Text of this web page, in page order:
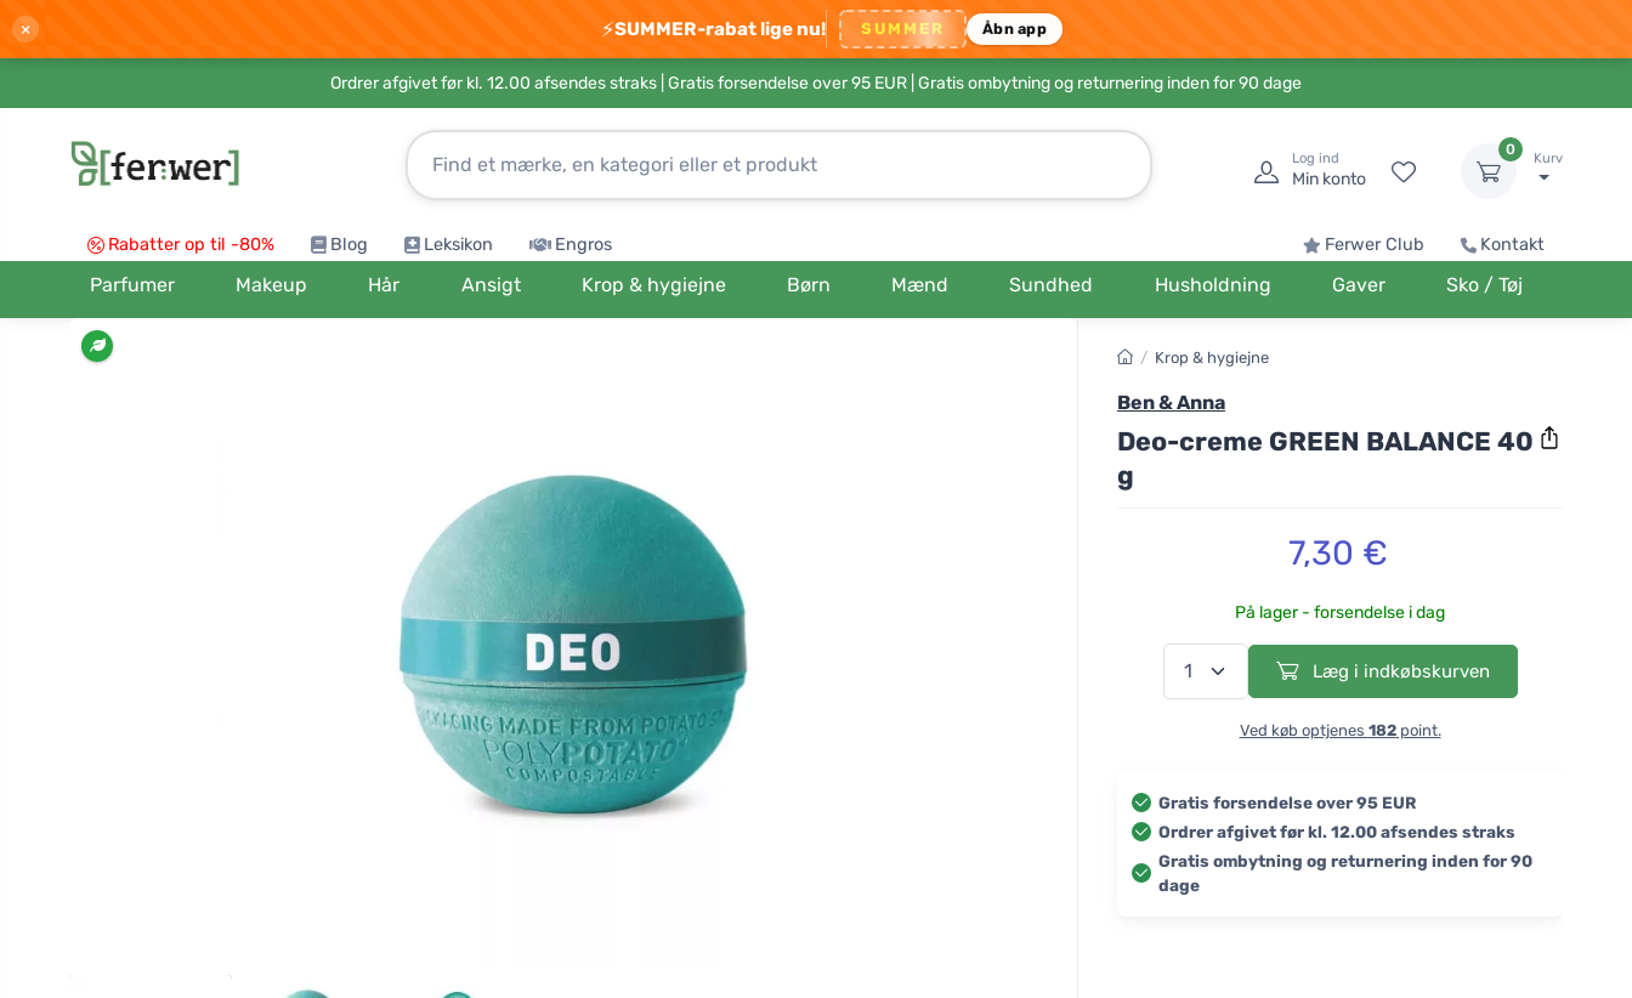
× ⚡SUMMER-rabat lige nu! SUMMER Åbn app
Ordrer afgivet før kl. 12.00 afsendes straks | Gratis forsendelse over 95 EUR | Gratis ombytning og returnering inden for 90 dage
Log ind
Min konto
0
Kurv
Rabatter op til -80% Blog Leksikon Engros Ferwer Club Kontakt
Parfumer Makeup Hår Ansigt Krop & hygiejne Børn Mænd Sundhed Husholdning Gaver Sko / Tøj
/ Krop & hygiejne
Ben & Anna
Deo-creme GREEN BALANCE 40
g
7,30 €
På lager - forsendelse i dag
Læg i indkøbskurven
Ved køb optjenes 182point.
Gratis forsendelse over 95 EUR
Ordrer afgivet før kl. 12.00 afsendes straks
Gratis ombytning og returnering inden for 90
dage